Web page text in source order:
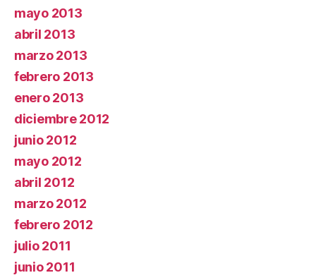
mayo 2013
abril 2013
marzo 2013
febrero 2013
enero 2013
diciembre 2012
junio 2012
mayo 2012
abril 2012
marzo 2012
febrero 2012
julio 2011
junio 2011